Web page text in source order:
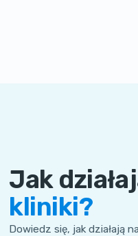
Jak
kliniki?
Dowiedz się, jak działają